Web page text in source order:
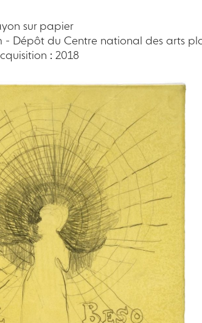
sur papier
- Dépôt du Centre national des arts
: 2018